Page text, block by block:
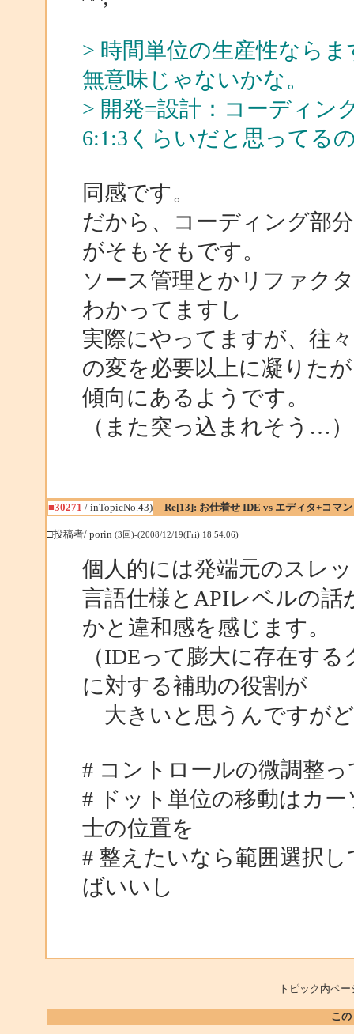
> 時間単位の生産性なら
無意味じゃないかな。
> 開発=設計：コーディン
6:1:3くらいだと思ってる
同感です。
だから、コーディング部
がそもそもです。
ソース管理とかリファク
わかってますし
実際にやってますが、往
の変を必要以上に凝りた
傾向にあるようです。
（また突っ込まれそう…）
■30271 / inTopicNo.43) Re[13]: お仕着せ IDE vs エディタ+コマ
□投稿者/ porin (3回)-(2008/12/19(Fri) 18:54:06)
個人的には発端元のスレ
言語仕様とAPIレベルの
かと違和感を感じます。
（IDEって膨大に存在す
に対する補助の役割が
大きいと思うんですが
# コントロールの微調整
# ドット単位の移動はカ
士の位置を
# 整えたいなら範囲選択
ばいいし
トピック内ペ
こ